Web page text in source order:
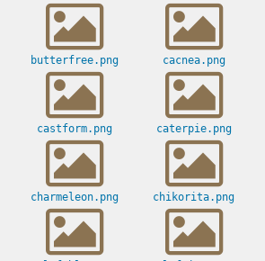
butterfree.png cacnea.png
castform.png caterpie.png
charmeleon.png chikorita.png